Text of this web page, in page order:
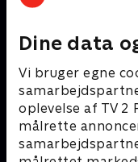
Dine data
Vi bruger egne
oplevelse af TV 2
målrette
Julelys for
2022 • Livsstil • 46 min